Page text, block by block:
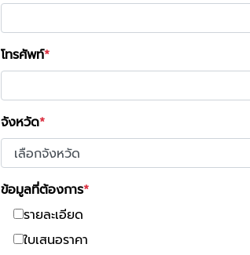
โทรศัพท์
จังหวัด
ข้อมูลที่ต้องการ
รายละเอียด
ใบเสนอราคา